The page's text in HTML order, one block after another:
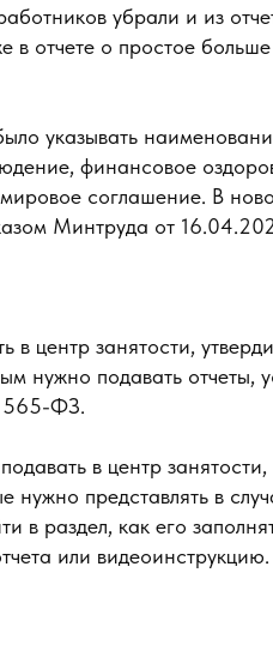
убрали и из
отчете о простое больше
указывать
финансовое
соглашение. В
Минтруда от
центр занятости,
подавать отчеты,
565-ФЗ.
в центр
представлять в
в раздел, как его
или видеоинструкцию.